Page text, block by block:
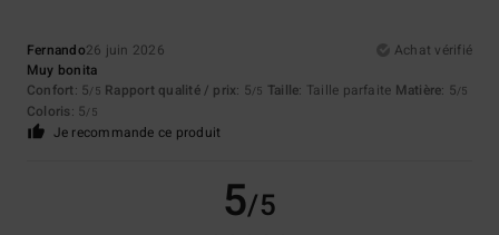
Fernando26 juin 2026
Achat vérifié
Muy bonita
Confort: 5/5 Rapport qualité / prix: 5/5 Taille: Taille parfaite Matière: 5/5
Coloris: 5/5
Je recommande ce produit
5/5